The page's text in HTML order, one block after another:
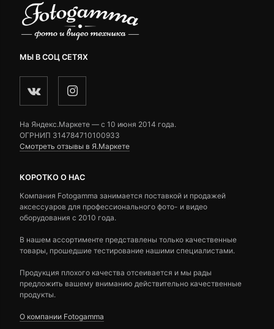
МЫ В СОЦ СЕТЯХ
На Яндекс.Маркете — c 10 июня 2014 года.
ОГРНИП 314784710100933
Смотреть отзывы в Я.Маркете
КОРОТКО О НАС
Компания Fotogamma занимается поставкой и продажей
аксессуаров для профессионального фото- и видео
оборудования с 2010 года.
В нашем ассортименте представлены только качественные
товары, прошедшие тестирование нашими специалистами.
Продукция плохого качества отсеивается и мы рады
предложить вашему вниманию действительно качественные
продукты.
О компании Fotogamma